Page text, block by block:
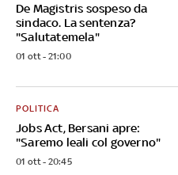
De Magistris sospeso da
sindaco. La sentenza?
"Salutatemela"
01 ott - 21:00
Jobs Act, Bersani apre:
"Saremo leali col governo"
POLITICA
01 ott - 20:45